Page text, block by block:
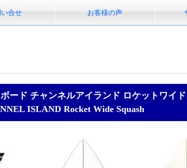
合せ お客様の声
ード チャンネルアイランド ロケットワイ
ISLAND Rocket Wide Squash